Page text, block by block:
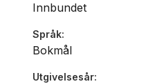
Innbundet
Språk
Bokmål
Utgivelsesår